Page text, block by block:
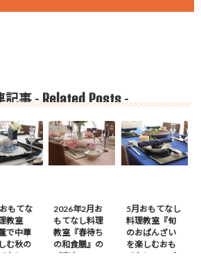
記事 -Related Posts-
もてな
教室
で中華
む秋の
なし』
2026年2月お
もてなし料理
教室『春待ち
の和食膳』の
ご案内
5月おもてなし
料理教室『旬
のおばんざい
を楽しむおも
てなし』のご